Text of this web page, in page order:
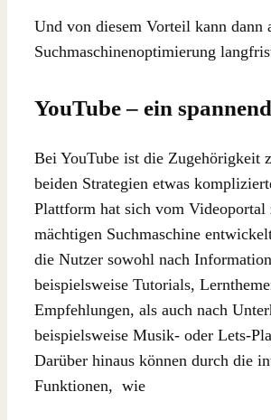
Und von diesem Vorteil kann dann
Suchmaschinenoptimierung
YouTube – ein
Bei YouTube ist die Zugehörigkeit
beiden Strategien etwas
Plattform hat sich vom Videoportal
mächtigen Suchmaschine
die Nutzer sowohl nach
beispielsweise Tutorials,
Empfehlungen, als auch nach
beispielsweise Musik- oder Lets-
Darüber hinaus können durch die
Funktionen, wie